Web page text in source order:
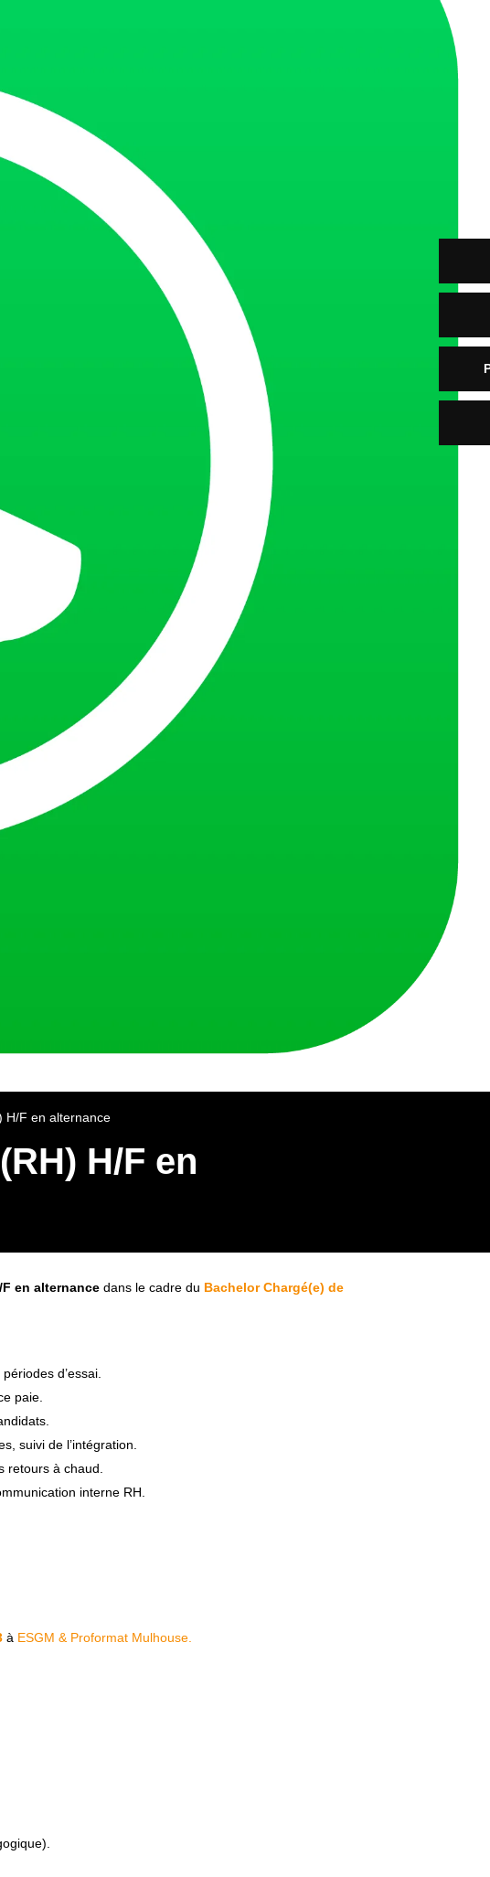
H/F en alternance
H/F en
en alternance dans le cadre du Bachelor Chargé(e) de
d’essai.
paie.
suivi de l’intégration.
retours à chaud.
interne RH.
à ESGM & Proformat Mulhouse.